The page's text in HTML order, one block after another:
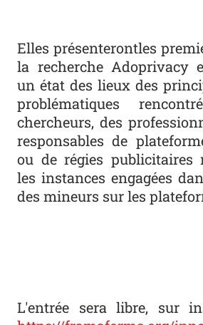
Elles présenterontles
la recherche Adoprivacy
un état des lieux des
problématiques
chercheurs, des
responsables de
ou de régies publicitaires
les instances engagées
des mineurs sur les
L'entrée sera libre, sur